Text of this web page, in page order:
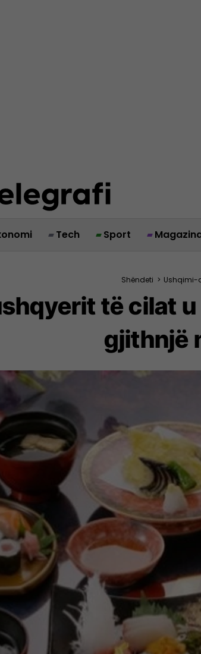
Tech Sport
Shëndeti > Ushqimi-
të cilat
gjithnjë